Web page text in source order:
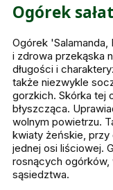
Ogórek
Ogórek 'Salamanda,
i zdrowa przekąska
długości i
także niezwykle
gorzkich. Skórka tej
błyszcząca.
wolnym powietrzu.
kwiaty żeńskie, przy
jednej osi liściowej.
rosnących
sąsiedztwa.